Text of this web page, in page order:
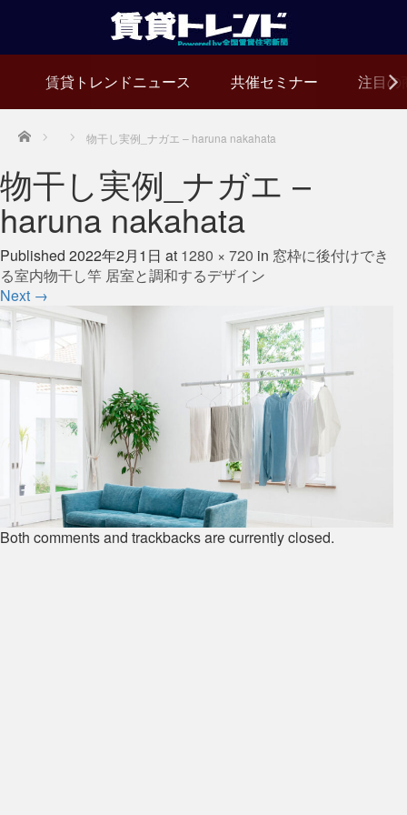
賃貸トレンドニュース 共催セミナー 注目の
Home 物干し実例_ナガエ – haruna nakahata
物干し実例_ナガエ –
haruna nakahata
Published 2022年2月1日 at 1280 × 720 in 窓枠に後付けでき
る室内物干し竿 居室と調和するデザイン
Next →
Both comments and trackbacks are currently closed.